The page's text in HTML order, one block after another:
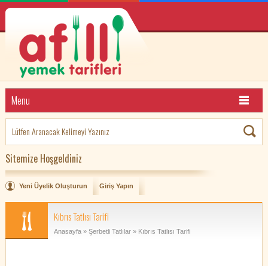
Menu
Sitemize Hoşgeldiniz
Yeni Üyelik Oluşturun Giriş Yapın
Kıbrıs Tatlısı Tarifi
Anasayfa» Şerbetli Tatlılar» Kıbrıs Tatlısı Tarifi